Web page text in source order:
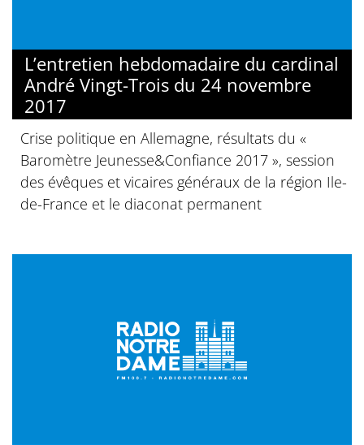
L’entretien hebdomadaire du cardinal
André Vingt-Trois du 24 novembre
2017
Crise politique en Allemagne, résultats du «
Baromètre Jeunesse&Confiance 2017 », session
des évêques et vicaires généraux de la région Ile-
de-France et le diaconat permanent